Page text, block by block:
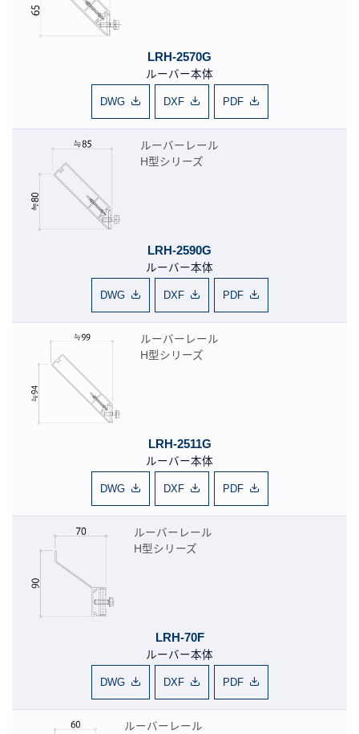
LRH-2570G
ルーバー本体
DWG DXF PDF
ルーバーレール
H型シリーズ
LRH-2590G
ルーバー本体
DWG DXF PDF
ルーバーレール
H型シリーズ
LRH-2511G
ルーバー本体
DWG DXF PDF
ルーバーレール
H型シリーズ
LRH-70F
ルーバー本体
DWG DXF PDF
ルーバーレール